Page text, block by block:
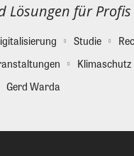
Lösungen für Profis
Studie
Klimaschutz
Gerd Warda